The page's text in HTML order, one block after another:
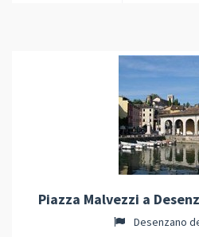
Piazza Malvezzi a
Desenzano